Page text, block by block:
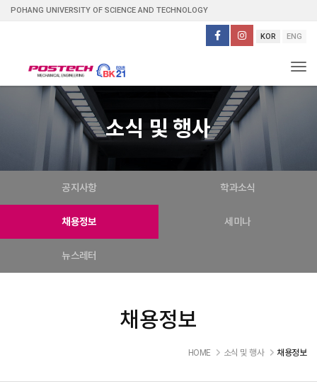
POHANG UNIVERSITY OF SCIENCE AND TECHNOLOGY
KOR ENG
소식 및 행사
공지사항 학과소식
채용정보 세미나
뉴스레터
채용정보
HOME 소식 및 행사 채용정보